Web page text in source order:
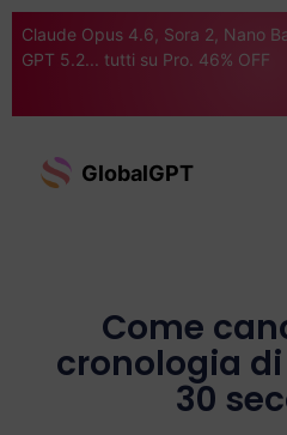
Claude Opus 4.6, Sora 2, Nano
GPT 5.2... tutti su Pro. 46% OFF
GlobalGPT
Come
cronologia di
30